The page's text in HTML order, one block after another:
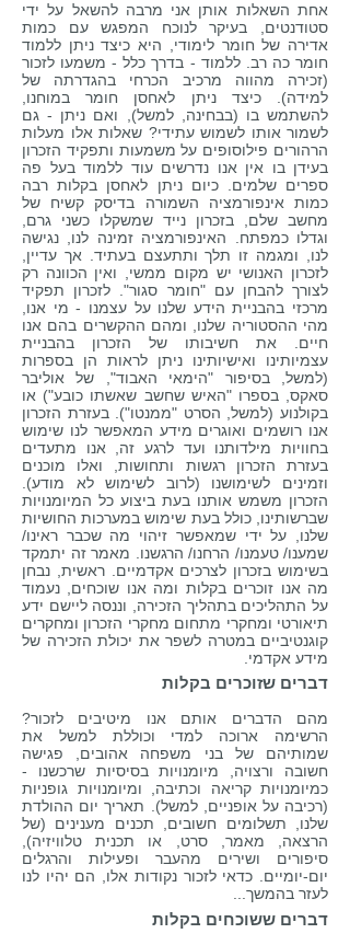
אחת השאלות אותן אני מרבה להשאל על ידי
סטודנטים, בעיקר לנוכח המפגש עם כמות
אדירה של חומר לימודי, היא כיצד ניתן ללמוד
חומר כה רב. ללמוד - בדרך כלל - משמעו לזכור
(זכירה מהווה מרכיב הכרחי בהגדרתה של
למידה). כיצד ניתן לאחסן חומר במוחנו,
להשתמש בו (בבחינה, למשל), ואם ניתן - גם
לשמור אותו לשמוש עתידי? שאלות אלו מעלות
הרהורים פילוסופים על משמעות ותפקיד הזכרון
בעידן בו אין אנו נדרשים עוד ללמוד בעל פה
ספרים שלמים. כיום ניתן לאחסן בקלות רבה
כמות אינפורמציה השמורה בדיסק קשיח של
מחשב שלם, בזכרון נייד שמשקלו כשני גרם,
וגדלו כמפתח. האינפורמציה זמינה לנו, נגישה
לנו, ומגמה זו תלך ותתעצם בעתיד. אך עדיין,
לזכרון האנושי יש מקום ממשי, ואין הכוונה רק
לצורך להבחן עם "חומר סגור". לזכרון תפקיד
מרכזי בהבניית הידע שלנו על עצמנו - מי אנו,
מהי ההסטוריה שלנו, ומהם ההקשרים בהם אנו
חיים. את חשיבותו של הזכרון בהבניית
עצמיותינו ואישיותינו ניתן לראות הן בספרות
(למשל, בסיפור "הימאי האבוד", של אוליבר
סאקס, בספרו "האיש שחשב שאשתו כובע") או
בקולנוע (למשל, הסרט "ממנטו"). בעזרת הזכרון
אנו רושמים ואוגרים מידע המאפשר לנו שימוש
בחוויות מילדותנו ועד לרגע זה, אנו מתעדים
בעזרת הזכרון רגשות ותחושות, ואלו מוכנים
וזמינים לשימושנו (לרוב לשימוש לא מודע).
הזכרון משמש אותנו בעת ביצוע כל המיומנויות
שברשותינו, כולל בעת שימוש במערכות החושיות
שלנו, על ידי שמאפשר זיהוי מה שכבר ראינו/
שמענו/ טעמנו/ הרחנו/ הרגשנו. מאמר זה יתמקד
בשימוש בזכרון לצרכים אקדמיים. ראשית, נבחן
מה אנו זוכרים בקלות ומה אנו שוכחים, נעמוד
על התהליכים בתהליך הזכירה, וננסה ליישם ידע
תיאורטי ומחקרי מתחום מחקרי הזכרון ומחקרים
קוגנטיביים במטרה לשפר את יכולת הזכירה של
מידע אקדמי.
דברים שזוכרים בקלות
מהם הדברים אותם אנו מיטיבים לזכור?
הרשימה ארוכה למדי וכוללת למשל את
שמותיהם של בני משפחה אהובים, פגישה
חשובה ורצויה, מיומנויות בסיסיות שרכשנו -
כמיומנויות קריאה וכתיבה, ומיומנויות גופניות
(רכיבה על אופניים, למשל). תאריך יום ההולדת
שלנו, תשלומים חשובים, תכנים מענינים (של
הרצאה, מאמר, סרט, או תכנית טלוויזיה),
סיפורים ושירים מהעבר ופעילות והרגלים
יום-יומיים. כדאי לזכור נקודות אלו, הם יהיו לנו
לעזר בהמשך...
דברים ששוכחים בקלות